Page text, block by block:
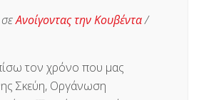
σεΑνοίγοντας την Κουβέντα/
τον χρόνο που μας
Σκεύη, Οργάνωση